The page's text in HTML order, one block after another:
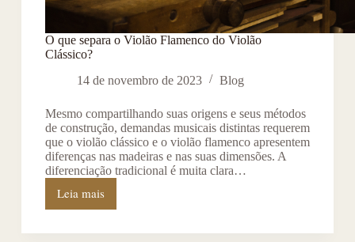
O que separa o Violão Flamenco do Violão
Clássico?
14 de novembro de 2023
Blog
Mesmo compartilhando suas origens e seus métodos
de construção, demandas musicais distintas requerem
que o violão clássico e o violão flamenco apresentem
diferenças nas madeiras e nas suas dimensões. A
diferenciação tradicional é muita clara…
Leia mais